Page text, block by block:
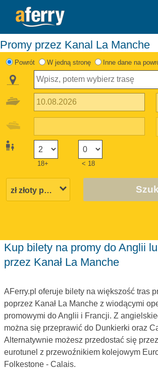
Promy przez Kanal La Manche
Powrót W jedną stronę Inne dane na
18+ < 18
Kup bilety na promy do Anglii lub Francji
przez Kanał La Manche
AFerry.pl oferuje bilety na większość tras
poprzez Kanał La Manche z wiodącymi
promowymi do Anglii i Francji. Z
można się przeprawić do Dunkierki oraz
Alternatywnie możesz przedostać się
eurotunel z przewoźnikiem kolejowym
Folkestone - Calais.